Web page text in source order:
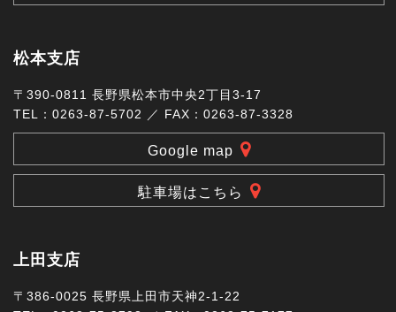
松本支店
〒390-0811 長野県松本市中央2丁目3-17
TEL：0263-87-5702 ／ FAX：0263-87-3328
Google map
駐車場はこちら
上田支店
〒386-0025 長野県上田市天神2-1-22